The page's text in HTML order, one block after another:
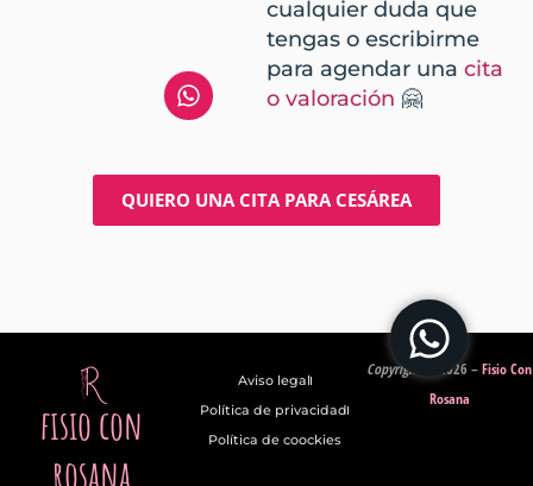
cualquier duda que
tengas o escribirme
para agendar una cita
o valoración 🤗
QUIERO UNA CITA PARA CESÁREA
Copyright © 2026 –Fisio Con
Rosana
fisio con
rosana
Aviso legal
Política de privacidad
Política de coockies